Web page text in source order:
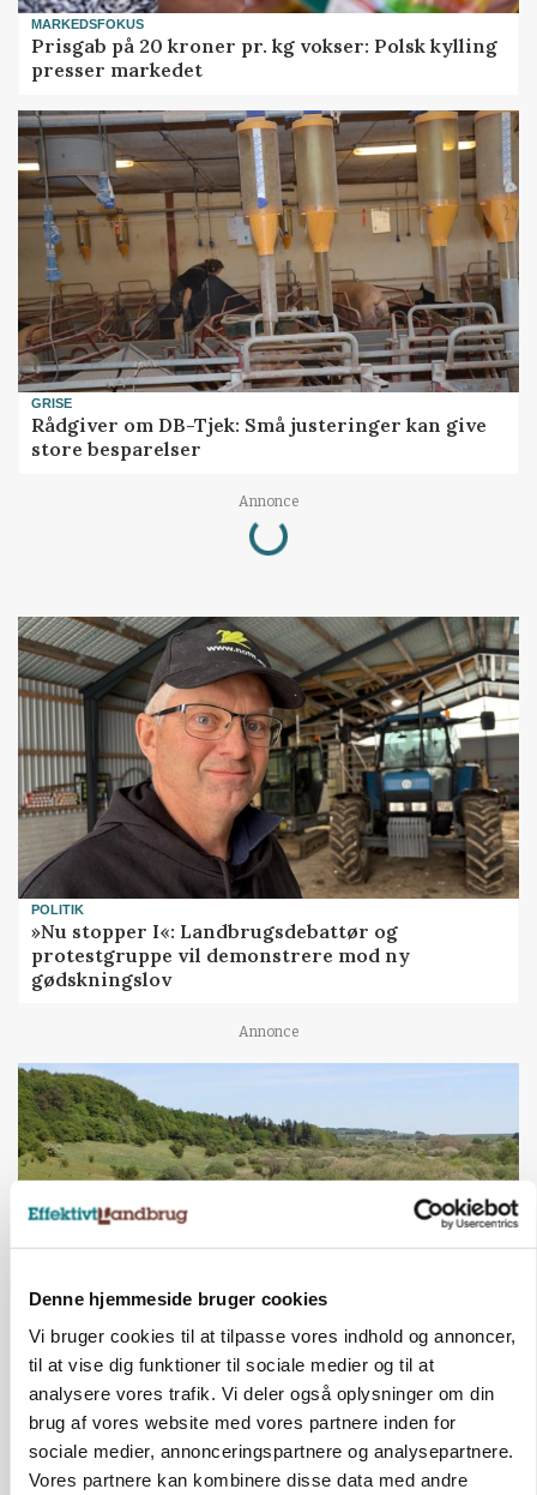
Denne hjemmeside bruger cookies
Vi bruger cookies til at tilpasse vores indhold og annoncer,
til at vise dig funktioner til sociale medier og til at
analysere vores trafik. Vi deler også oplysninger om din
brug af vores website med vores partnere inden for
sociale medier, annonceringspartnere og analysepartnere.
Vores partnere kan kombinere disse data med andre
MARKEDSFOKUS
Prisgab på 20 kroner pr. kg vokser: Polsk kylling
presser markedet
GRISE
Rådgiver om DB-Tjek: Små justeringer kan give
store besparelser
Annonce
Loading...
POLITIK
»Nu stopper I«: Landbrugsdebattør og
protestgruppe vil demonstrere mod ny
gødskningslov
Annonce
KVÆG
Snart kan man søge tilskud til naturprojekter
Annonce
PLANTER